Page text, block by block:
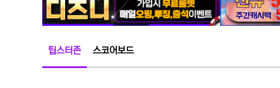
팁스터존 스코어보드